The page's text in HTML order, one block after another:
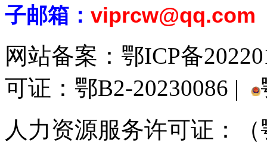
子邮箱： viprcw@qq.com
网站备案： 鄂ICP备
可证：鄂B2-20230086 |
人力资源服务许可证：